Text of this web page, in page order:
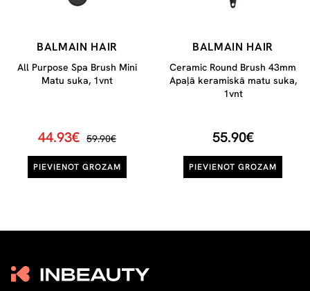
BALMAIN HAIR
All Purpose Spa Brush Mini
Matu suka, 1vnt
44.93€ 59.90€
PIEVIENOT GROZAM
BALMAIN HAIR
Ceramic Round Brush 43mm
Apaļā keramiskā matu suka,
1vnt
55.90€
PIEVIENOT GROZAM